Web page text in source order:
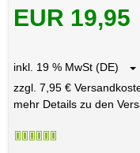
EUR 19,95
inkl. 19 % MwSt (DE)
zzgl. 7,95 €
mehr Details zu den